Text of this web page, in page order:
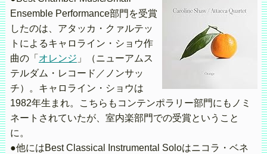
Ensemble Performance部門を受賞
したのは、アタッカ・クァルテッ
トによるキャロライン・ショウ作
曲の「 オレンジ 」（ニューアムス
テルダム・レコード／ノンサッ
チ）。キャロライン・ショウは
1982年生まれ。こちらもコンテンポラリー部門にもノミ
ネートされていたが、室内楽部門での受賞ということ
に。
●他にはBest Classical Instrumental Soloはニコラ・ベネ